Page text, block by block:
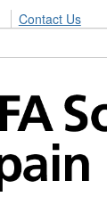
Contact Us